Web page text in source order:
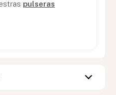
pulseras